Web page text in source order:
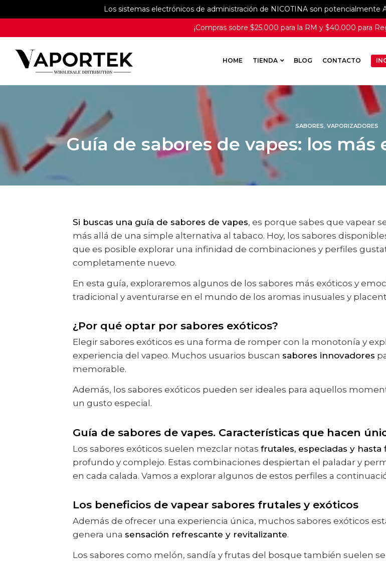
Los sistemas electrónicos de administración de NICOTINA son potencialmente
¡Compras sobre $25.000 para la RM y $40.000 para
HOME TIENDA BLOG CONTACTO
SABORES VAPORIZADORES
Guía de sabores de vapes: los
Si buscas una guía de sabores de vapes, es porque sabes que vapear
más allá de una simple alternativa al tabaco. Hoy, los sabores
que es posible explorar una infinidad de combinaciones y perfiles
completamente nuevo.
En esta guía, exploraremos algunos de los sabores más exóticos y
tradicional y aventurarse en el mundo de los aromas inusuales y
¿Por qué optar por sabores exóticos?
Elegir sabores exóticos es una forma de romper con la monotonía y
experiencia del vapeo. Muchos usuarios buscan sabores innovadores
memorable.
Además, los sabores exóticos pueden ser ideales para aquellos
un gusto especial.
Guía de sabores de vapes. Características que hacen
Los sabores exóticos suelen mezclar notas frutales, especiadas y hasta
profundo y complejo. Estas combinaciones despiertan el paladar y
en cada calada. Vamos a explorar algunos de estos perfiles a
Los beneficios de vapear sabores frutales y exóticos
Además de ofrecer una experiencia única, muchos sabores exóticos
genera una sensación refrescante y revitalizante.
Los sabores como melón, sandía y frutas del bosque también suelen